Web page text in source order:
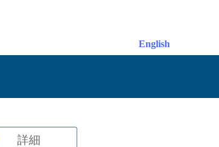
English
詳細